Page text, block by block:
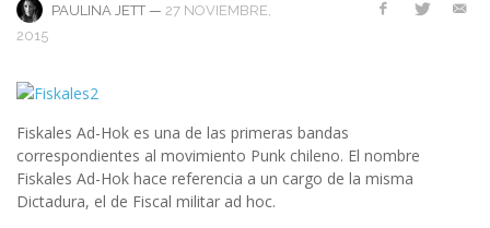
PAULINA JETT — 27 NOVIEMBRE,
2015
Fiskales Ad-Hok es una de las primeras bandas
correspondientes al movimiento Punk chileno. El nombre
Fiskales Ad-Hok hace referencia a un cargo de la misma
Dictadura, el de Fiscal militar ad hoc.